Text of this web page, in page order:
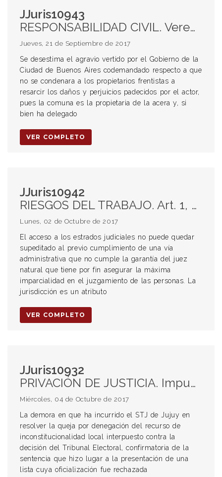
JJuris10943
RESPONSABILIDAD CIVIL. Vereda en mal estado. Frentista. Liberación de responsabilidad.
Jueves, 21 de Septiembre de 2017
Se desestima el agravio vertido por el Gobierno de la
Ciudad de Buenos Aires codemandado respecto a que
no se condenara a los propietarios frentistas a
resarcir los daños y perjuicios padecidos por el actor,
pues la comuna es la propietaria de la acera y, si
bien ha delegado
VER COMPLETO
JJuris10942
RIESGOS DEL TRABAJO. Art. 1, Ley 27348. Inconstitucionalidad. Comisiones Médicas. Instancia previa.
Lunes, 02 de Octubre de 2017
El acceso a los estrados judiciales no puede quedar
supeditado al previo cumplimiento de una vía
administrativa que no cumple la garantía del juez
natural que tiene por fin asegurar la máxima
imparcialidad en el juzgamiento de las personas. La
jurisdicción es un atributo
VER COMPLETO
JJuris10932
PRIVACIÓN DE JUSTICIA. Impugnación de decisiones en materia electoral.
Miércoles, 04 de Octubre de 2017
La demora en que ha incurrido el STJ de Jujuy en
resolver la queja por denegación del recurso de
inconstitucionalidad local interpuesto contra la
decisión del Tribunal Electoral, confirmatoria de la
sentencia que hizo lugar a la presentación de una
lista cuya oficialización fue rechazada